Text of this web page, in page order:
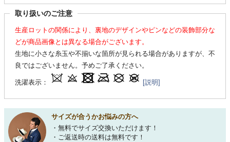
取り扱いのご注意
生産ロットの関係により、裏地のデザインやピンなどの装飾部分な
どが商品画像とは異なる場合がございます。
生地に小さな糸玉や不揃いな箇所が見られる場合がありますが、不
良ではございません。予めご了承ください。
洗濯表示： [説明]
サイズが合うかお悩みの方へ
・無料でサイズ交換いただけます！
・ご返送時の送料は無料です！